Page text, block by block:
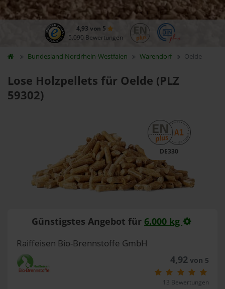
4,93 von 5
5.090 Bewertungen
Bundesland Nordrhein-Westfalen Warendorf Oelde
Lose Holzpellets für Oelde (PLZ
59302)
DE330
Günstigstes Angebot für 6.000 kg
Raiffeisen Bio-Brennstoffe GmbH
4,92von 5
13 Bewertungen